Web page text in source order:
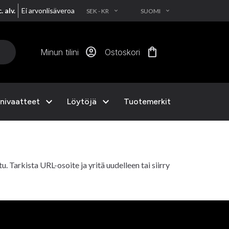
alv. Ei arvonlisäveroa SEK - KR EXPAND_MORE SUOMI EXPAND_MORE
Minun tilini account_circle Ostoskori shopping_bag
expand_more Löytöjä expand_more Tuotemerkit
Tarkista URL-osoite ja yritä uudelleen tai siirry